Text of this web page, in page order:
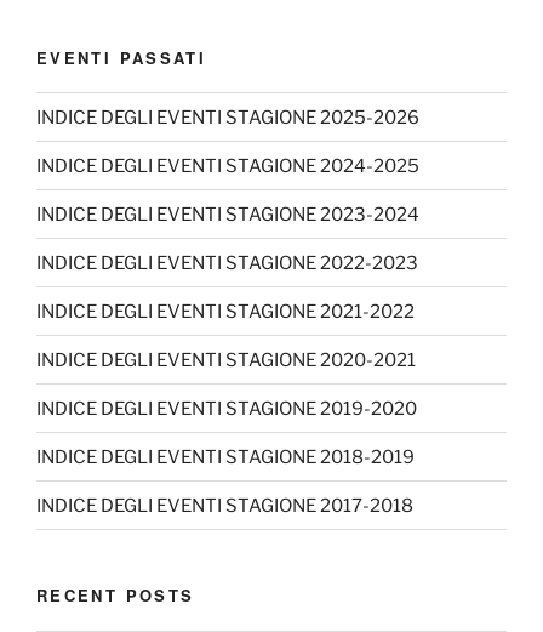
EVENTI PASSATI
INDICE DEGLI EVENTI STAGIONE 2025-2026
INDICE DEGLI EVENTI STAGIONE 2024-2025
INDICE DEGLI EVENTI STAGIONE 2023-2024
INDICE DEGLI EVENTI STAGIONE 2022-2023
INDICE DEGLI EVENTI STAGIONE 2021-2022
INDICE DEGLI EVENTI STAGIONE 2020-2021
INDICE DEGLI EVENTI STAGIONE 2019-2020
INDICE DEGLI EVENTI STAGIONE 2018-2019
INDICE DEGLI EVENTI STAGIONE 2017-2018
RECENT POSTS